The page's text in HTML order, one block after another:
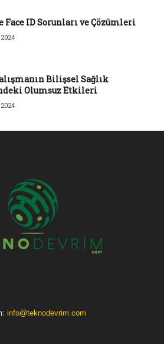
Face ID Sorunları ve Çözümleri
Bilişsel Sağlık
Olumsuz Etkileri
info@teknodevrim.com